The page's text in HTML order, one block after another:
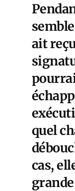
ait
quel
cas,